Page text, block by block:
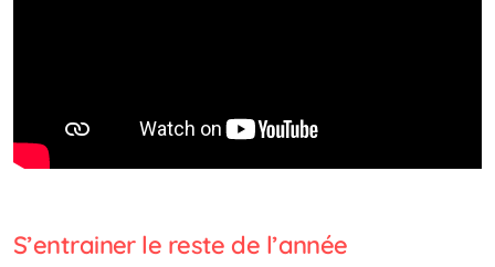
S’entrainer le reste de l’année